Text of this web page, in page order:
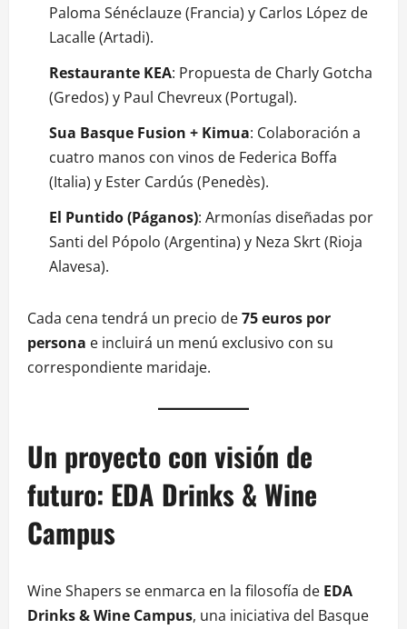
Paloma Sénéclauze (Francia) y Carlos López de
Lacalle (Artadi).
Restaurante KEA: Propuesta de Charly Gotcha
(Gredos) y Paul Chevreux (Portugal).
Sua Basque Fusion + Kimua: Colaboración a
cuatro manos con vinos de Federica Boffa
(Italia) y Ester Cardús (Penedès).
El Puntido (Páganos): Armonías diseñadas por
Santi del Pópolo (Argentina) y Neza Skrt (Rioja
Alavesa).
Cada cena tendrá un precio de75 euros por
persona e incluirá un menú exclusivo con su
correspondiente maridaje.
Un proyecto con visión de
futuro: EDA Drinks & Wine
Campus
Wine Shapers se enmarca en la filosofía de EDA
Drinks & Wine Campus, una iniciativa del Basque